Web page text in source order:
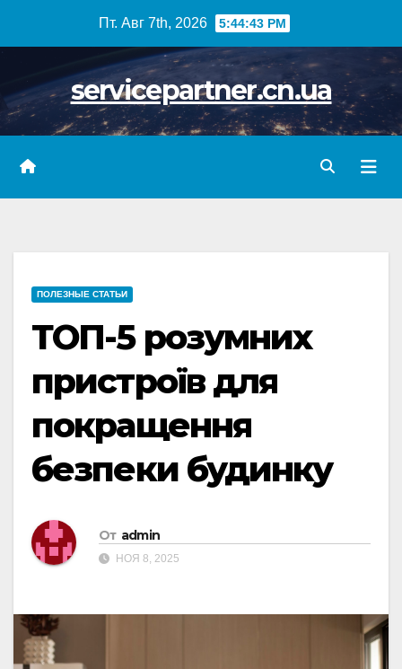
Пт. Авг 7th, 2026 5:44:44 PM
servicepartner.cn.ua
ПОЛЕЗНЫЕ СТАТЬИ
ТОП-5 розумних
пристроїв для
покращення
безпеки будинку
От admin
НОЯ 8, 2025